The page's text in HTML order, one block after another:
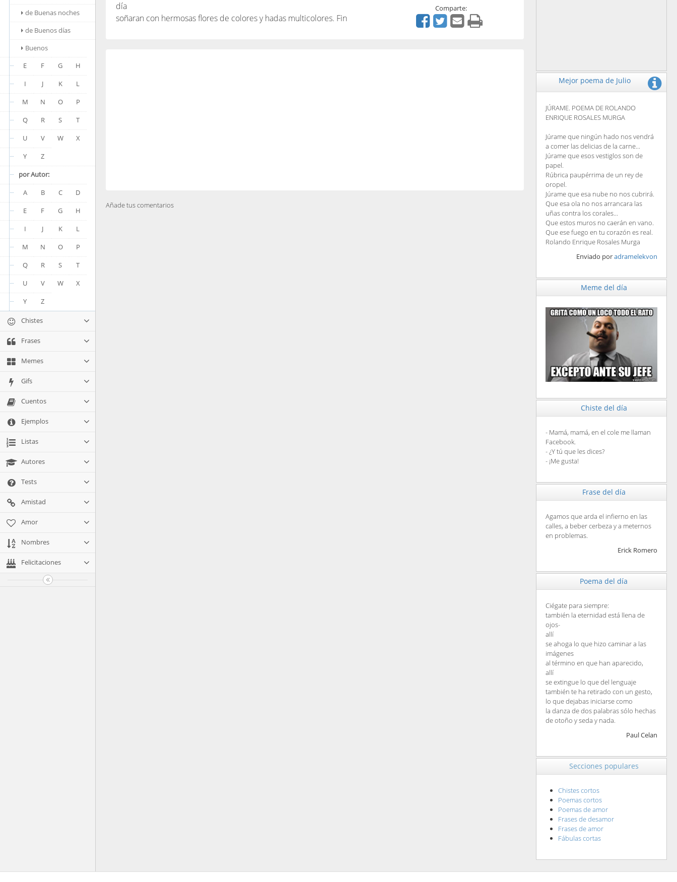
de Buenas noches
de Buenos días
Buenos
E
F G
H
I
J K
L
M
N O
P
Q
R S
T
U
V W
X
Y
Z
por Autor:
A
B C
D
E
F G
H
I
J K
L
M
N O
P
Q
R S
T
U
V W
X
Y
Z
Chistes
Frases
Memes
Gifs
Cuentos
Ejemplos
Listas
Autores
Tests
Amistad
Amor
Nombres
Felicitaciones
día
soñaran con hermosas flores de colores y hadas multicolores. Fin
Comparte:
Añade tus comentarios
Mejor poema de Julio
JÚRAME. POEMA DE ROLANDO
ENRIQUE ROSALES MURGA
Júrame que ningún hado nos vendrá
a comer las delicias de la carne...
Júrame que esos vestiglos son de
papel.
Rúbrica paupérrima de un rey de
oropel.
Júrame que esa nube no nos cubrirá.
Que esa ola no nos arrancara las
uñas contra los corales...
Que estos muros no caerán en vano.
Que ese fuego en tu corazón es real.
Rolando Enrique Rosales Murga
Enviado poradramelekvon
Meme del día
Chiste del día
- Mamá, mamá, en el cole me llaman
Facebook.
- ¿Y tú que les dices?
- ¡Me gusta!
Frase del día
Agamos que arda el infierno en las
calles, a beber cerbeza y a meternos
en problemas.
Erick Romero
Poema del día
Ciégate para siempre:
también la eternidad está llena de
ojos-
allí
se ahoga lo que hizo caminar a las
imágenes
al término en que han aparecido,
allí
se extingue lo que del lenguaje
también te ha retirado con un gesto,
lo que dejabas iniciarse como
la danza de dos palabras sólo hechas
de otoño y seda y nada.
Paul Celan
Secciones populares
Chistes cortos
Poemas cortos
Poemas de amor
Frases de desamor
Frases de amor
Fábulas cortas